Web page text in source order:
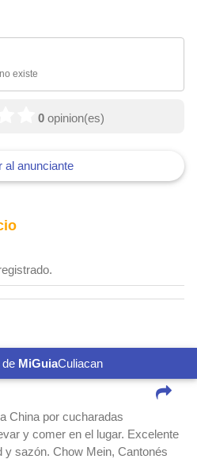
existe
0 opinion(es)
al anunciante
de MiGuiaCuliacan
China por cucharadas
y comer en el lugar. Excelente
y sazón. Chow Mein, Cantonés